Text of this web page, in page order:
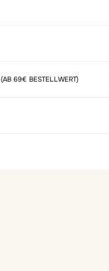
(AB 69€ BESTELLWERT)